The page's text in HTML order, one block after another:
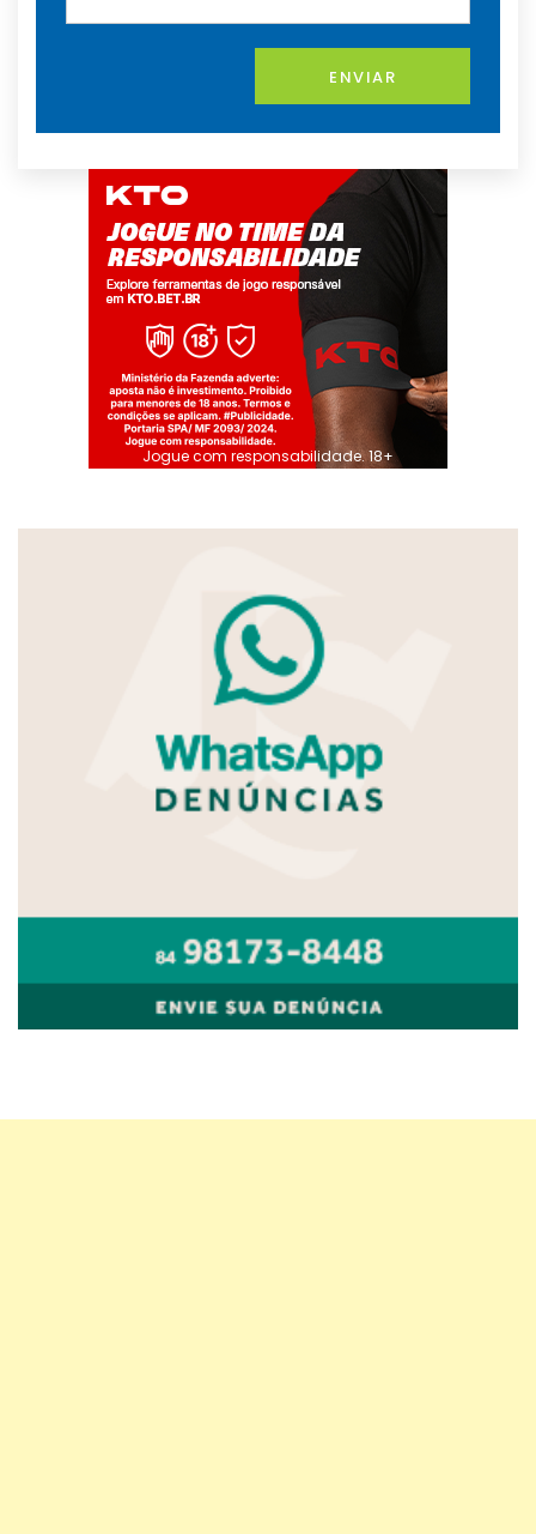
ENVIAR
Jogue com responsabilidade. 18+